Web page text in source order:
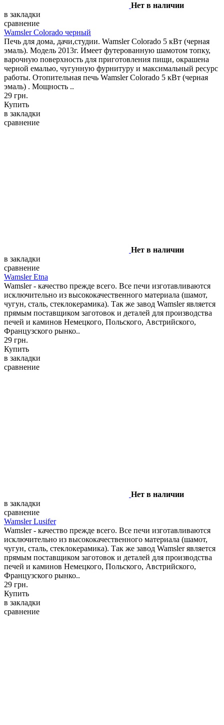
Нет в наличии
в закладки
сравнение
Wamsler Colorado черный
Печь для дома, дачи,студии. Wamsler Colorado 5 кВт (черная
эмаль). Модель 2013г. Имеет футерованную шамотом топку,
варочную поверхность для приготовления пищи, окрашена
черной емалью, чугунную фурнитуру и максимальный ресурс
работы. Отопительная печь Wamsler Colorado 5 кВт (черная
эмаль) . Мощность ..
29 грн.
Купить
в закладки
сравнение
Нет в наличии
в закладки
сравнение
Wamsler Etna
Wamsler - качество прежде всего. Все печи изготавливаются
исключительно из высококачественного материала (шамот,
чугун, сталь, стеклокерамика). Так же завод Wamsler является
прямым поставщиком заготовок и деталей для производства
печей и каминов Немецкого, Польского, Австрийского,
Французского рынко..
29 грн.
Купить
в закладки
сравнение
Нет в наличии
в закладки
сравнение
Wamsler Lusifer
Wamsler - качество прежде всего. Все печи изготавливаются
исключительно из высококачественного материала (шамот,
чугун, сталь, стеклокерамика). Так же завод Wamsler является
прямым поставщиком заготовок и деталей для производства
печей и каминов Немецкого, Польского, Австрийского,
Французского рынко..
29 грн.
Купить
в закладки
сравнение